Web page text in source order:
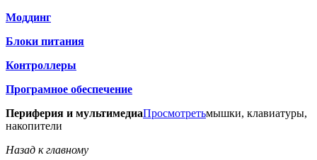
Моддинг
Блоки питания
Контроллеры
Програмное обеспечение
Периферия и мультимедиаПросмотретьмышки, клавиатуры,
накопители
Назад к главному